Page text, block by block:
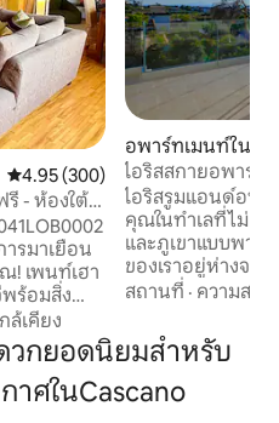
คะแนนเฉลี่ย 4.95 จาก 5, 300 รีวิว
4.95 (300)
รี - ห้องใต้
รมาเยือน
ฮา
พร้อมสิ่ง
าะสำหรับ
อบอุ่น ความ
รรมชาติ ที่
ล้เคียง
อพาร์ทเมนท์ใน
gnole
ไอริสสกายอพาร์ท
ไอริสรูมแอนด์อพ
คุณในทำเลที่ไม่เห
และภูเขาแบบพาโ
ของเราอยู่ห่างจาก
เหมาะสำหรับผู้ที่ต้
แวดล้อม ห้องพักแ
ได้รับการตกแต่งอ
รายละเอียดซึ่งออ
สภาพแวดล้อมที่อ
สถานที่ · ความสะอ
วกยอดนิยมสำหรับ
ศในCascano